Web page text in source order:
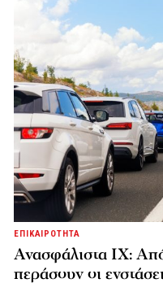
ΕΠΙΚΑΙΡΟΤΗΤΑ
Ανασφάλιστα ΙΧ:
περάσουν οι